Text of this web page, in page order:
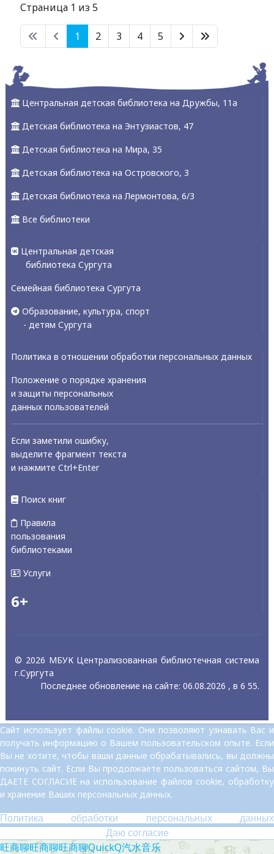
Страница 1 из 5
1 2 3 4 5
Центральная детская библиотека на Дружбы, 11а
Детская библиотека на Энтузиастов, 47
Детская библиотека на Мира, 35
Детская библиотека на Островского, 3
Детская библиотека на Лермонтова, 6/3
Все библиотеки
Центральная детская
библиотека Сургута
Семейная библиотека Сургута
Образование, культура, спорт
- детям Сургута
Политика в отношении обработки персональных данных
Положение о порядке хранения
и защиты персональных
данных пользователей
Если заметили ошибку,
выделите фрагмент текста
и нажмите Ctrl+Enter
Поиск книг
Правила
пользования
библиотеками
Услуги
6+
© 2026 МБУК Централизованная библиотечная система
г.Сургута
Последнее обновление на сайте: 06.08.2026 , в 6 55.
Сайт использует файлы cookie. Они позволяют узнавать Вас и
получать информацию о Вашем пользовательском опыте. Если
Вы не хотите, чтобы ваши данные обрабатывались, вы должны
покинуть сайт. Если Вы продолжаете пользоваться сайтом, Вы
ДАЕТЕ СОГЛАСИЕ на использование файлов cookie, обработку
и хранение Ваших персональных данных.
Политика обработки персональных данных
Даю согласие
旺商聊旺商聊旺商聊QuickQ汽水音乐